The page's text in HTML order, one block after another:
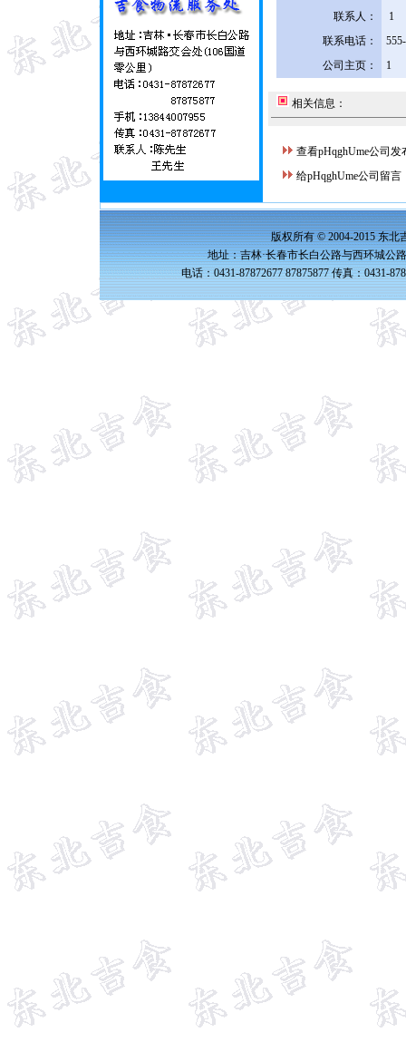
联系人：
1
联系电话：
公司主页：
1
相关信息：
查看pHqghUme公司发
给pHqghUme公司留言
版权所有 © 2004-2015 东北
地址：吉林·长春市长白公路与西环城公
电话：0431-87872677 87875877 传真：0431-